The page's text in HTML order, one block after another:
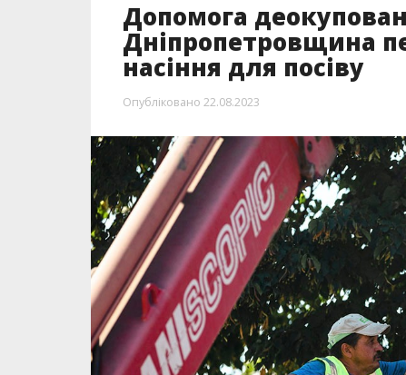
Допомога
Дніпропетровщина
насіння для посіву
Опубліковано 22.08.2023